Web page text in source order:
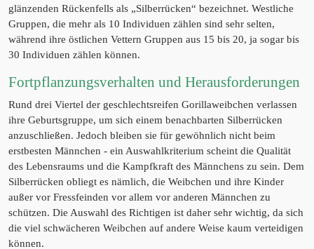
glänzenden Rückenfells als „Silberrücken“ bezeichnet. Westliche
Gruppen, die mehr als 10 Individuen zählen sind sehr selten,
während ihre östlichen Vettern Gruppen aus 15 bis 20, ja sogar bis
30 Individuen zählen können.
Fortpflanzungsverhalten und Herausforderungen
Rund drei Viertel der geschlechtsreifen Gorillaweibchen verlassen
ihre Geburtsgruppe, um sich einem benachbarten Silberrücken
anzuschließen. Jedoch bleiben sie für gewöhnlich nicht beim
erstbesten Männchen - ein Auswahlkriterium scheint die Qualität
des Lebensraums und die Kampfkraft des Männchens zu sein. Dem
Silberrücken obliegt es nämlich, die Weibchen und ihre Kinder
außer vor Fressfeinden vor allem vor anderen Männchen zu
schützen. Die Auswahl des Richtigen ist daher sehr wichtig, da sich
die viel schwächeren Weibchen auf andere Weise kaum verteidigen
können.